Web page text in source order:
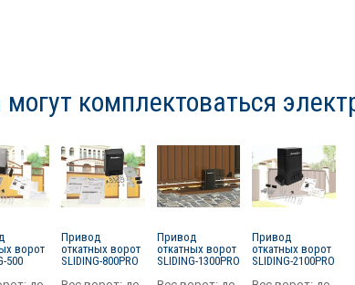
комплектоваться
ворот
500
Привод
откатных ворот
SLIDING-800PRO
Привод
откатных ворот
SLIDING-1300PRO
Привод
откатных ворот
SLIDING-2100PRO